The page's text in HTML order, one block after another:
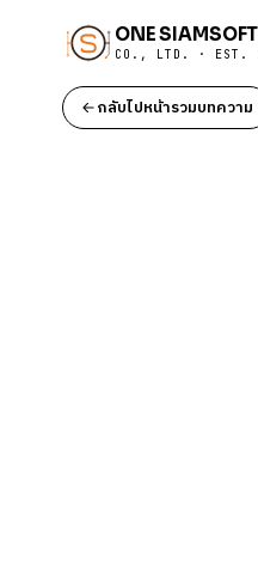
ONE SIAMSOFT
CO., LTD. · EST.
กลับไปหน้ารวมบทความ